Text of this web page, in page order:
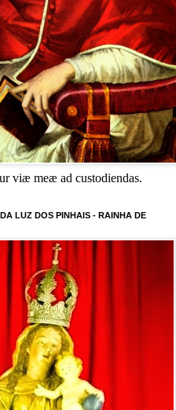
viæ meæ ad custodiendas.
LUZ DOS PINHAIS - RAINHA DE